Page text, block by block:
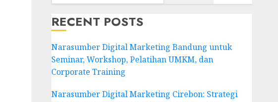
RECENT POSTS
Narasumber Digital Marketing Bandung untuk
Seminar, Workshop, Pelatihan UMKM, dan
Corporate Training
Narasumber Digital Marketing Cirebon: Strategi